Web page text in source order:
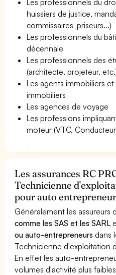
huissiers de justice,
commissaires-priseurs...)
Les professionnels du
décennale
Les professionnels des
(architecte, projeteur,
Les agents immobiliers
immobiliers
Les agences de voyage
Les professions
moteur (VTC,
Les assurances RC
Technicienne
pour auto entrepreneur
Généralement les assureurs
comme les SAS et les SARL
ou auto-entrepreneurs dans
Technicienne d'exploitation
En effet les auto-
volumes d'activité plus